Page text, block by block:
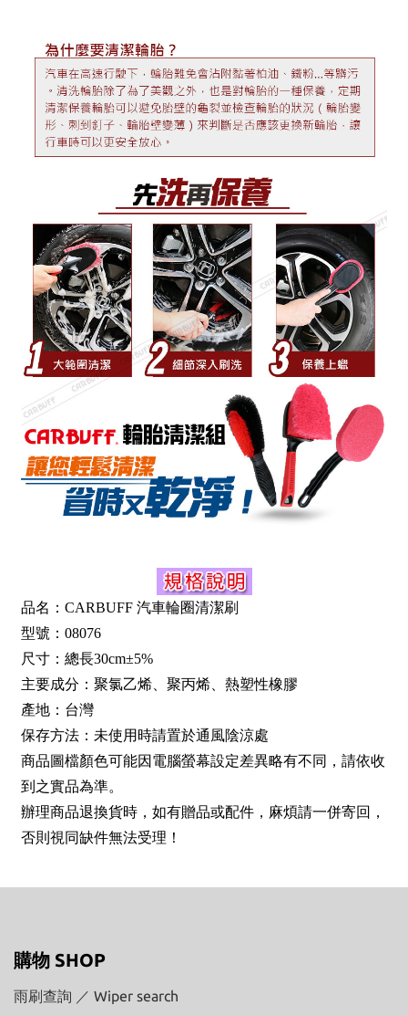
品名：CARBUFF 汽車輪圈清潔刷
型號：08076
尺寸：總長30cm±5%
主要成分：聚氯乙烯、聚丙烯、熱塑性橡膠
產地：台灣
保存方法：未使用時請置於通風陰涼處
商品圖檔顏色可能因電腦螢幕設定差異略有不同，請依收
到之實品為準。
辦理商品退換貨時，如有贈品或配件，麻煩請一併寄回，
否則視同缺件無法受理！
購物 SHOP
雨刷查詢 ／ Wiper search